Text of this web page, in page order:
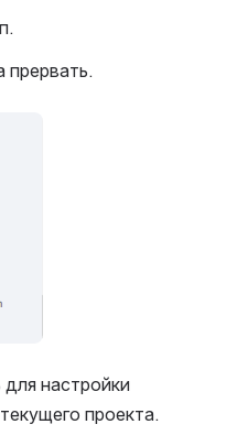
прервать.
для настройки
проекта.